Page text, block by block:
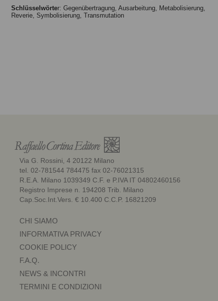
Schlüsselwörter: Gegenübertragung, Ausarbeitung, Metabolisierung,
Reverie, Symbolisierung, Transmutation
Via G. Rossini, 4 20122 Milano
tel. 02-781544 784475 fax 02-76021315
R.E.A. Milano 1039349 C.F. e P.IVA IT 04802460156
Registro Imprese n. 194208 Trib. Milano
Cap.Soc.Int.Vers. € 10.400 C.C.P. 16821209
CHI SIAMO
INFORMATIVA PRIVACY
COOKIE POLICY
F.A.Q.
NEWS & INCONTRI
TERMINI E CONDIZIONI